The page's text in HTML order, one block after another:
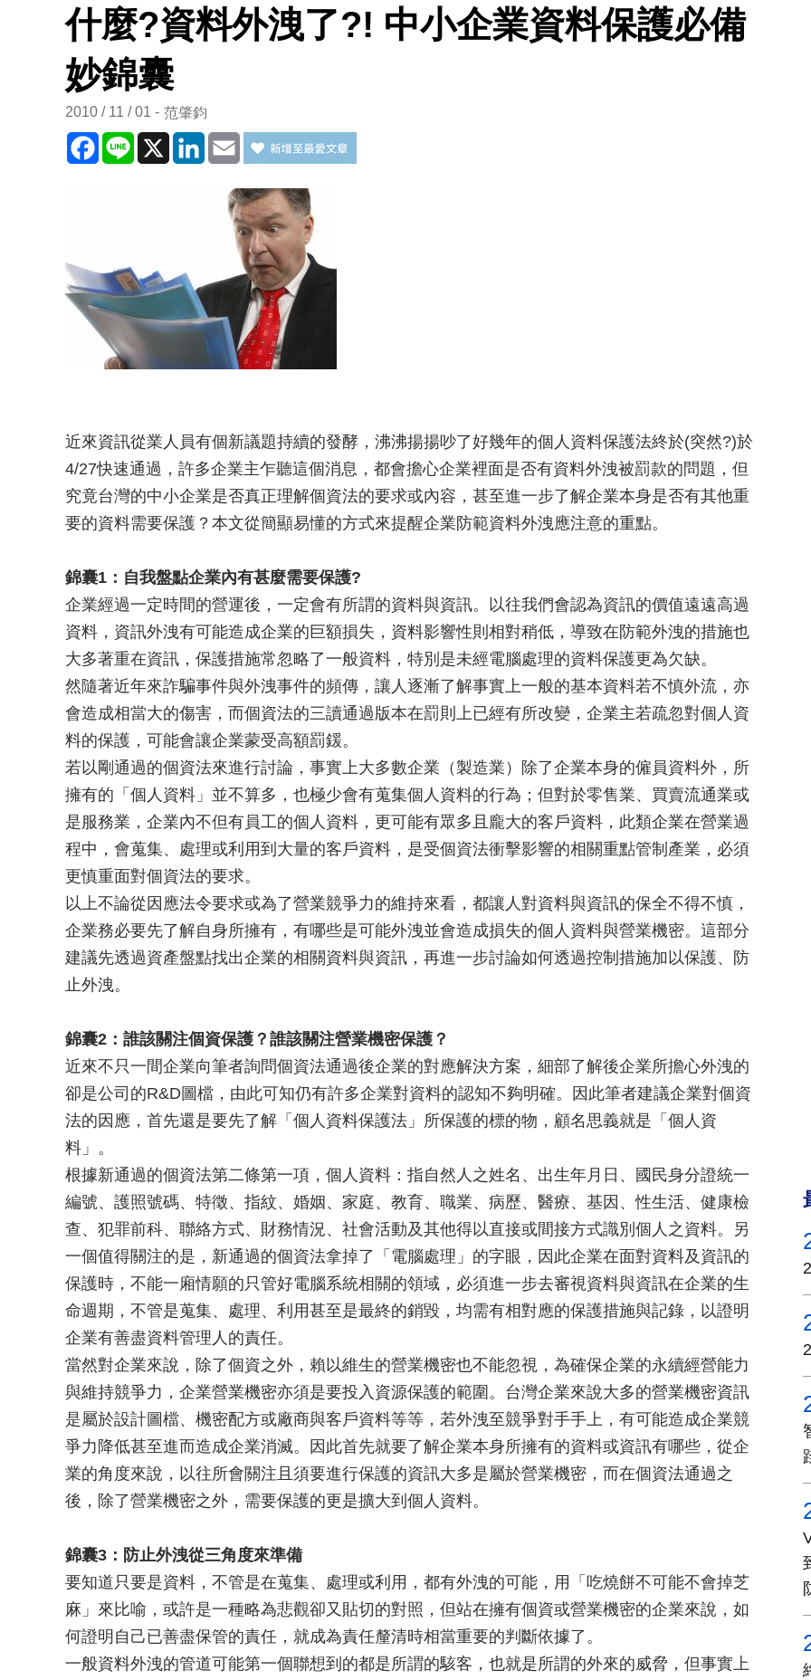
什麼?資料外洩了?! 中小企業資料保護必備
妙錦囊
2010 / 11 / 01 范肇鈞
Facebook
Line X LinkedInEmail
近來資訊從業人員有個新議題持續的發酵，沸沸揚揚吵了好幾年的個人資料保護法終於(突然?)於
4/27快速通過，許多企業主乍聽這個消息，都會擔心企業裡面是否有資料外洩被罰款的問題，但
究竟台灣的中小企業是否真正理解個資法的要求或內容，甚至進一步了解企業本身是否有其他重
要的資料需要保護？本文從簡顯易懂的方式來提醒企業防範資料外洩應注意的重點。
錦囊1：自我盤點企業內有甚麼需要保護?
企業經過一定時間的營運後，一定會有所謂的資料與資訊。以往我們會認為資訊的價值遠遠高過
資料，資訊外洩有可能造成企業的巨額損失，資料影響性則相對稍低，導致在防範外洩的措施也
大多著重在資訊，保護措施常忽略了一般資料，特別是未經電腦處理的資料保護更為欠缺。
然隨著近年來詐騙事件與外洩事件的頻傳，讓人逐漸了解事實上一般的基本資料若不慎外流，亦
會造成相當大的傷害，而個資法的三讀通過版本在罰則上已經有所改變，企業主若疏忽對個人資
料的保護，可能會讓企業蒙受高額罰鍰。
若以剛通過的個資法來進行討論，事實上大多數企業（製造業）除了企業本身的僱員資料外，所
擁有的「個人資料」並不算多，也極少會有蒐集個人資料的行為；但對於零售業、買賣流通業或
是服務業，企業內不但有員工的個人資料，更可能有眾多且龐大的客戶資料，此類企業在營業過
程中，會蒐集、處理或利用到大量的客戶資料，是受個資法衝擊影響的相關重點管制產業，必須
更慎重面對個資法的要求。
以上不論從因應法令要求或為了營業競爭力的維持來看，都讓人對資料與資訊的保全不得不慎，
企業務必要先了解自身所擁有，有哪些是可能外洩並會造成損失的個人資料與營業機密。這部分
建議先透過資產盤點找出企業的相關資料與資訊，再進一步討論如何透過控制措施加以保護、防
止外洩。
錦囊2：誰該關注個資保護？誰該關注營業機密保護？
近來不只一間企業向筆者詢問個資法通過後企業的對應解決方案，細部了解後企業所擔心外洩的
卻是公司的R&D圖檔，由此可知仍有許多企業對資料的認知不夠明確。因此筆者建議企業對個資
法的因應，首先還是要先了解「個人資料保護法」所保護的標的物，顧名思義就是「個人資
料」。
根據新通過的個資法第二條第一項，個人資料：指自然人之姓名、出生年月日、國民身分證統一
編號、護照號碼、特徵、指紋、婚姻、家庭、教育、職業、病歷、醫療、基因、性生活、健康檢
查、犯罪前科、聯絡方式、財務情況、社會活動及其他得以直接或間接方式識別個人之資料。另
一個值得關注的是，新通過的個資法拿掉了「電腦處理」的字眼，因此企業在面對資料及資訊的
保護時，不能一廂情願的只管好電腦系統相關的領域，必須進一步去審視資料與資訊在企業的生
命週期，不管是蒐集、處理、利用甚至是最終的銷毀，均需有相對應的保護措施與記錄，以證明
企業有善盡資料管理人的責任。
當然對企業來說，除了個資之外，賴以維生的營業機密也不能忽視，為確保企業的永續經營能力
與維持競爭力，企業營業機密亦須是要投入資源保護的範圍。台灣企業來說大多的營業機密資訊
是屬於設計圖檔、機密配方或廠商與客戶資料等等，若外洩至競爭對手手上，有可能造成企業競
爭力降低甚至進而造成企業消滅。因此首先就要了解企業本身所擁有的資料或資訊有哪些，從企
業的角度來說，以往所會關注且須要進行保護的資訊大多是屬於營業機密，而在個資法通過之
後，除了營業機密之外，需要保護的更是擴大到個人資料。
錦囊3：防止外洩從三角度來準備
要知道只要是資料，不管是在蒐集、處理或利用，都有外洩的可能，用「吃燒餅不可能不會掉芝
麻」來比喻，或許是一種略為悲觀卻又貼切的對照，但站在擁有個資或營業機密的企業來說，如
何證明自己已善盡保管的責任，就成為責任釐清時相當重要的判斷依據了。
一般資料外洩的管道可能第一個聯想到的都是所謂的駭客，也就是所謂的外來的威脅，但事實上